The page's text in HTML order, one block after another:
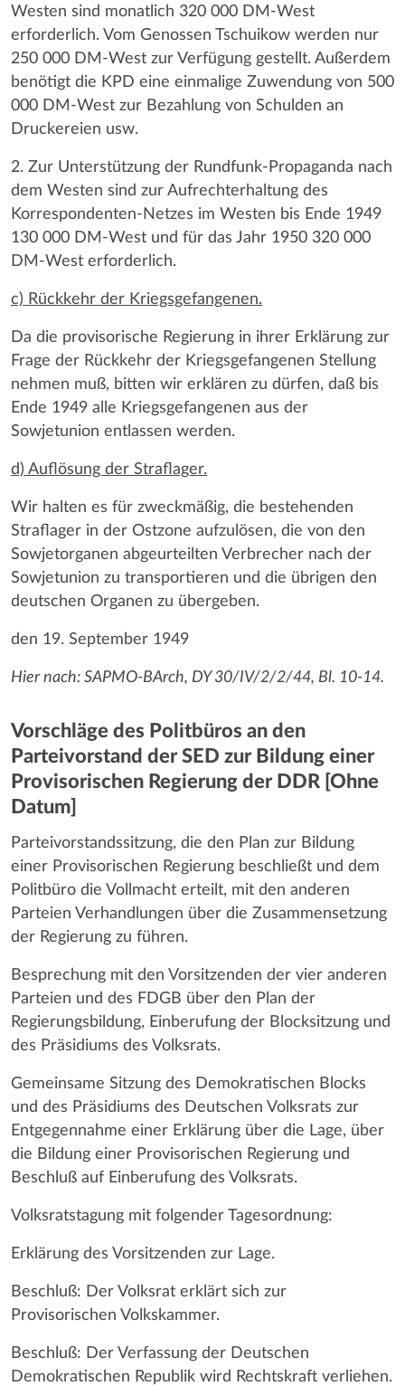
Westen sind monatlich 320 000 DM-West
erforderlich. Vom Genossen Tschuikow werden nur
250 000 DM-West zur Verfügung gestellt. Außerdem
benötigt die KPD eine einmalige Zuwendung von 500
000 DM-West zur Bezahlung von Schulden an
Druckereien usw.
2. Zur Unterstützung der Rundfunk-Propaganda nach
dem Westen sind zur Aufrechterhaltung des
Korrespondenten-Netzes im Westen bis Ende 1949
130 000 DM-West und für das Jahr 1950 320 000
DM-West erforderlich.
c) Rückkehr der Kriegsgefangenen.
Da die provisorische Regierung in ihrer Erklärung zur
Frage der Rückkehr der Kriegsgefangenen Stellung
nehmen muß, bitten wir erklären zu dürfen, daß bis
Ende 1949 alle Kriegsgefangenen aus der
Sowjetunion entlassen werden.
d) Auflösung der Straflager.
Wir halten es für zweckmäßig, die bestehenden
Straflager in der Ostzone aufzulösen, die von den
Sowjetorganen abgeurteilten Verbrecher nach der
Sowjetunion zu transportieren und die übrigen den
deutschen Organen zu übergeben.
den 19. September 1949
Hier nach: SAPMO-BArch, DY 30/IV/2/2/44, Bl. 10-14.
Vorschläge des Politbüros an den
Parteivorstand der SED zur Bildung einer
Provisorischen Regierung der DDR [Ohne
Datum]
Parteivorstandssitzung, die den Plan zur Bildung
einer Provisorischen Regierung beschließt und dem
Politbüro die Vollmacht erteilt, mit den anderen
Parteien Verhandlungen über die Zusammensetzung
der Regierung zu führen.
Besprechung mit den Vorsitzenden der vier anderen
Parteien und des FDGB über den Plan der
Regierungsbildung, Einberufung der Blocksitzung und
des Präsidiums des Volksrats.
Gemeinsame Sitzung des Demokratischen Blocks
und des Präsidiums des Deutschen Volksrats zur
Entgegennahme einer Erklärung über die Lage, über
die Bildung einer Provisorischen Regierung und
Beschluß auf Einberufung des Volksrats.
Volksratstagung mit folgender Tagesordnung:
Erklärung des Vorsitzenden zur Lage.
Beschluß: Der Volksrat erklärt sich zur
Provisorischen Volkskammer.
Beschluß: Der Verfassung der Deutschen
Demokratischen Republik wird Rechtskraft verliehen.